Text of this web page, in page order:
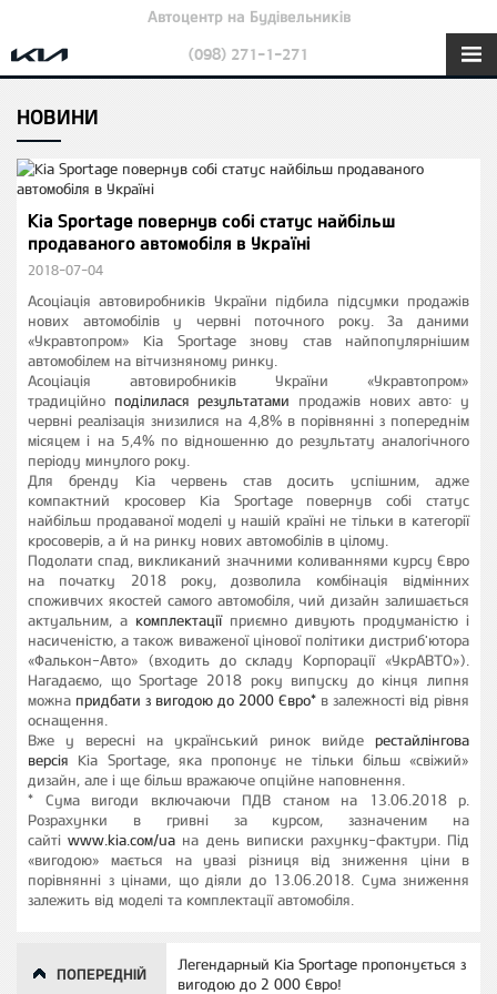
Автоцентр на Будівельників
(098) 271-1-271
НОВИНИ
Kia Sportage повернув собі статус найбільш
продаваного автомобіля в Україні
2018-07-04
Асоціація автовиробників України підбила підсумки продажів
нових автомобілів у червні поточного року. За даними
«Укравтопром» Kia Sportage знову став найпопулярнішим
автомобілем на вітчизняному ринку.
Асоціація автовиробників України «Укравтопром»
традиційно поділилася результатами продажів нових авто: у
червні реалізація знизилися на 4,8% в порівнянні з попереднім
місяцем і на 5,4% по відношенню до результату аналогічного
періоду минулого року.
Для бренду Kia червень став досить успішним, адже
компактний кросовер Kia Sportage повернув собі статус
найбільш продаваної моделі у нашій країні не тільки в категорії
кросоверів, а й на ринку нових автомобілів в цілому.
Подолати спад, викликаний значними коливаннями курсу Євро
на початку 2018 року, дозволила комбінація відмінних
споживчих якостей самого автомобіля, чий дизайн залишається
актуальним, а комплектаціїприємно дивують продуманістю і
насиченістю, а також виваженої цінової політики дистриб'ютора
«Фалькон-Авто» (входить до складу Корпорації «УкрАВТО»).
Нагадаємо, що Sportage 2018 року випуску до кінця липня
можна придбати з вигодою до 2000 Євро* в залежності від рівня
оснащення.
Вже у вересні на український ринок вийде рестайлінгова
версія Kia Sportage, яка пропонує не тільки більш «свіжий»
дизайн, але і ще більш вражаюче опційне наповнення.
* Сума вигоди включаючи ПДВ станом на 13.06.2018 р.
Розрахунки в гривні за курсом, зазначеним на
сайтіwww.kia.сом/ua на день виписки рахунку-фактури. Під
«вигодою» мається на увазі різниця від зниження ціни в
порівнянні з цінами, що діяли до 13.06.2018. Сума зниження
залежить від моделі та комплектації автомобіля.
ПОПЕРЕДНІЙ
Легендарный Kia Sportage пропонується з
вигодою до 2 000 Євро!